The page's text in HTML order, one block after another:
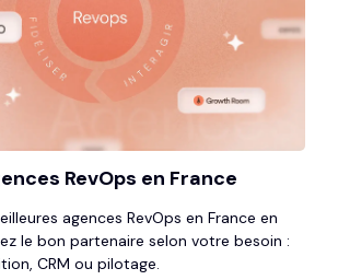
RevOps en France
agences RevOps en France en
le bon partenaire selon votre besoin :
CRM ou pilotage.